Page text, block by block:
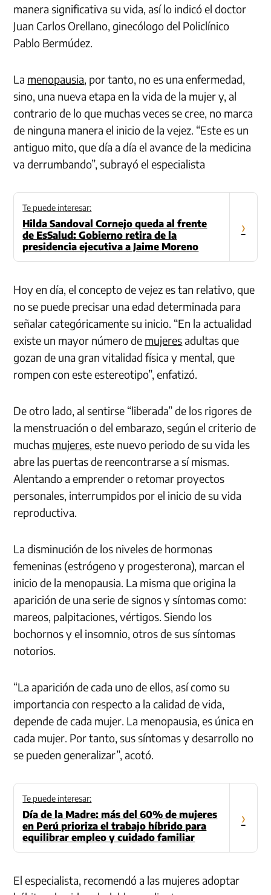
manera significativa su vida, así lo indicó el doctor
Juan Carlos Orellano, ginecólogo del Policlínico
Pablo Bermúdez.
La menopausia, por tanto, no es una enfermedad,
sino, una nueva etapa en la vida de la mujer y, al
contrario de lo que muchas veces se cree, no marca
de ninguna manera el inicio de la vejez. “Este es un
antiguo mito, que día a día el avance de la medicina
va derrumbando”, subrayó el especialista
Te puede interesar:
Hilda Sandoval Cornejo queda al frente
de EsSalud: Gobierno retira de la
presidencia ejecutiva a Jaime Moreno
›
Hoy en día, el concepto de vejez es tan relativo, que
no se puede precisar una edad determinada para
señalar categóricamente su inicio. “En la actualidad
existe un mayor número de mujeresadultas que
gozan de una gran vitalidad física y mental, que
rompen con este estereotipo”, enfatizó.
De otro lado, al sentirse “liberada” de los rigores de
la menstruación o del embarazo, según el criterio de
muchas mujeres, este nuevo periodo de su vida les
abre las puertas de reencontrarse a sí mismas.
Alentando a emprender o retomar proyectos
personales, interrumpidos por el inicio de su vida
reproductiva.
La disminución de los niveles de hormonas
femeninas (estrógeno y progesterona), marcan el
inicio de la menopausia. La misma que origina la
aparición de una serie de signos y síntomas como:
mareos, palpitaciones, vértigos. Siendo los
bochornos y el insomnio, otros de sus síntomas
notorios.
“La aparición de cada uno de ellos, así como su
importancia con respecto a la calidad de vida,
depende de cada mujer. La menopausia, es única en
cada mujer. Por tanto, sus síntomas y desarrollo no
se pueden generalizar”, acotó.
Te puede interesar:
Día de la Madre: más del 60% de mujeres
en Perú prioriza el trabajo híbrido para
equilibrar empleo y cuidado familiar
›
El especialista, recomendó a las mujeres adoptar